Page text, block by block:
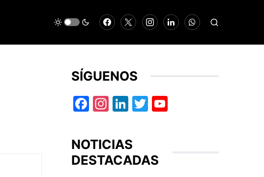
SÍGUENOS
Facebook
Instagram
LinkedIn
Twitter
NOTICIAS
DESTACADAS